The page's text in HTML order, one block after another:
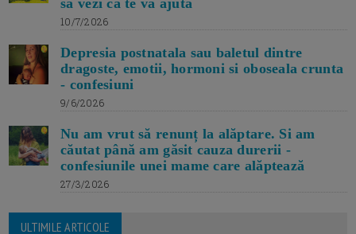
sa vezi ca te va ajuta
10/7/2026
Depresia postnatala sau baletul dintre
dragoste, emotii, hormoni si oboseala crunta
- confesiuni
9/6/2026
Nu am vrut să renunț la alăptare. Si am
căutat până am găsit cauza durerii -
confesiunile unei mame care alăptează
27/3/2026
ULTIMILE ARTICOLE